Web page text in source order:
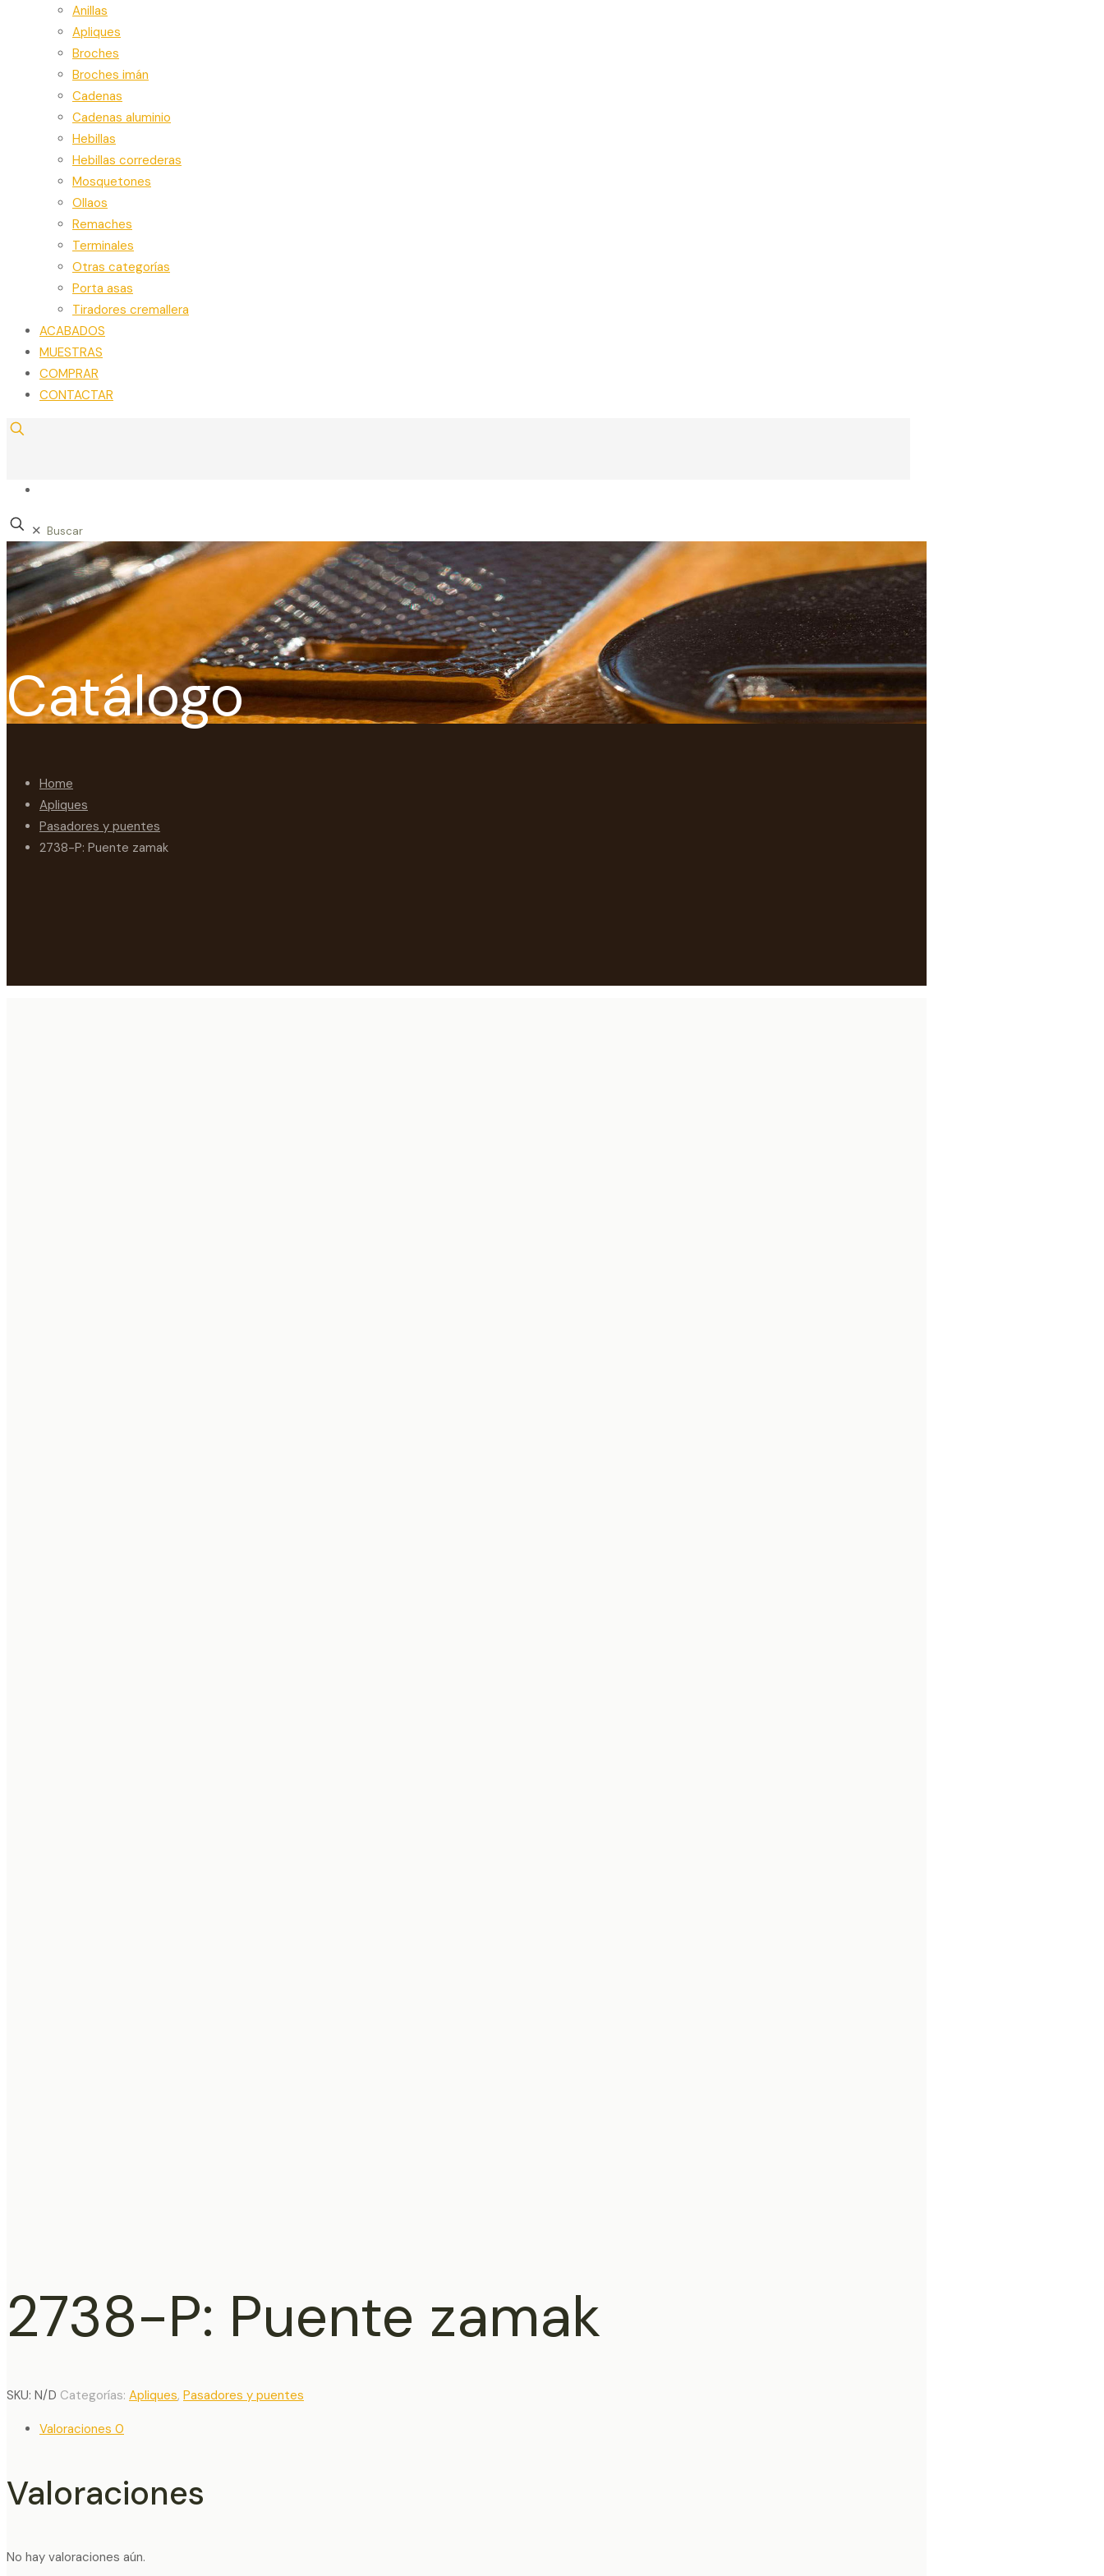
Anillas
Apliques
Broches
Broches imán
Cadenas
Cadenas aluminio
Hebillas
Hebillas correderas
Mosquetones
Ollaos
Remaches
Terminales
Otras categorías
Porta asas
Tiradores cremallera
ACABADOS
MUESTRAS
COMPRAR
CONTACTAR
✕
Catálogo
Home
Apliques
Pasadores y puentes
2738-P: Puente zamak
2738-P: Puente zamak
SKU: N/D Categorías: Apliques, Pasadores y puentes
Valoraciones 0
Valoraciones
No hay valoraciones aún.